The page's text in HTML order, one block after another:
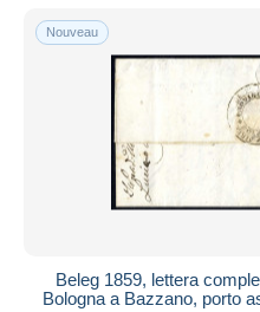
Nouveau
Beleg 1859, lettera
Bologna a Bazzano, porto